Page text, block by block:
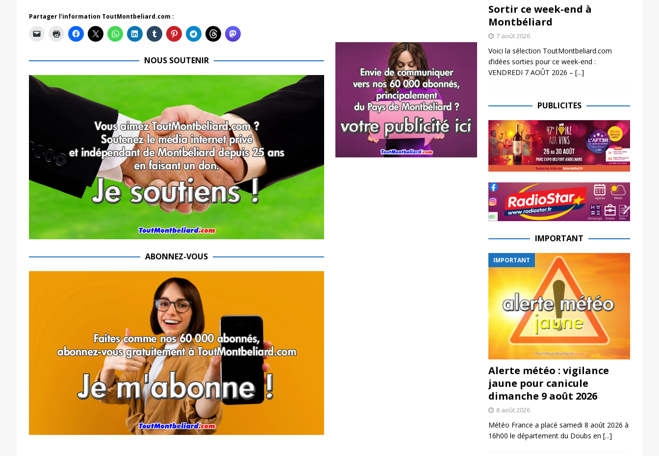
Partager l'information ToutMontbeliard.com :
NOUS SOUTENIR
ABONNEZ-VOUS
Sortir ce week-end à
Montbéliard
7 août 2026
Voici la sélection ToutMontbeliard.com
d’idées sorties pour ce week-end :
VENDREDI 7 AOÛT 2026 – [...]
PUBLICITES
IMPORTANT
IMPORTANT
Alerte météo : vigilance
jaune pour canicule
dimanche 9 août 2026
8 août 2026
Météo France a placé samedi 8 août 2026 à
16h00 le département du Doubs en [...]